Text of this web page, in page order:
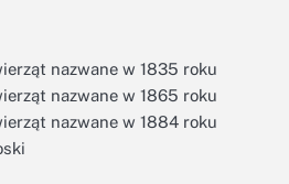
nazwane w 1835 roku
nazwane w 1865 roku
nazwane w 1884 roku